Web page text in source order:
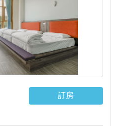
訂房